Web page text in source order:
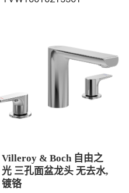
Villeroy & Boch 自由之
光 三孔面盆龙头 无去水,
镀铬